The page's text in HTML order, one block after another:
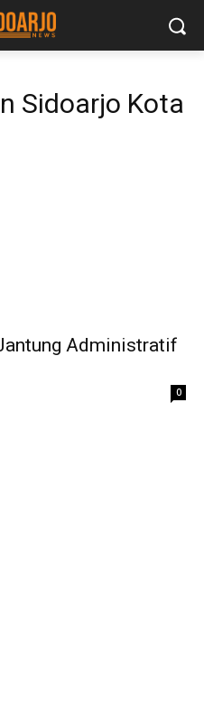
Sidoarjo Kota
Administratif
0